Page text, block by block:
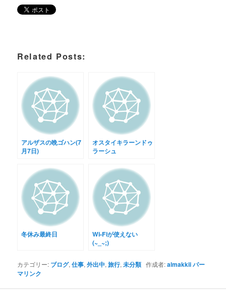
Related Posts:
アルザスの晩ゴハン(7
月7日)
オスタイキラーンドゥ
ラーシュ
冬休み最終日
Wi-Fiが使えない
(~_~;)
カテゴリー: ブログ,仕事,外出中,旅行,未分類 作成者:almakkiiパー
マリンク